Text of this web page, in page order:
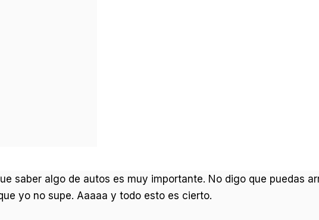
saber algo de autos es muy importante. No digo que puedas
yo no supe. Aaaaa y todo esto es cierto.